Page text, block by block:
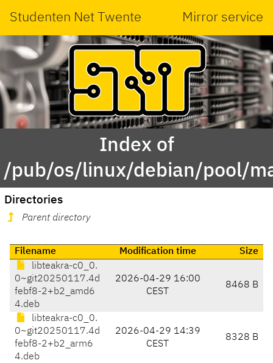
Studenten Net Twente Mirror service
Index of
/pub/os/linux/debian/pool/
Directories
Parent directory
Filename Modification time
Size
libteakra-c0_0.
0~git20250117.4d
febf8-2+b2_amd6
4.deb
2026-04-29 16:00
CEST
8468 B
libteakra-c0_0.
0~git20250117.4d
febf8-2+b2_arm6
4.deb
2026-04-29 14:39
CEST
8328 B